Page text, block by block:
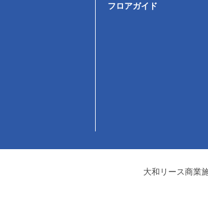
フロアガイド
大和リース商業